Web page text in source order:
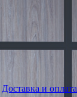
Доставка и оплата